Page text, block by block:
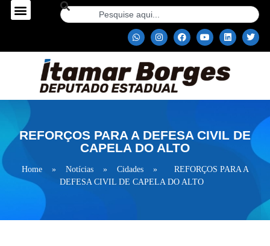
REFORÇOS PARA A DEFESA CIVIL DE
CAPELA DO ALTO
Home » Notícias » Cidades »
REFORÇOS PARA A
DEFESA CIVIL DE CAPELA DO ALTO